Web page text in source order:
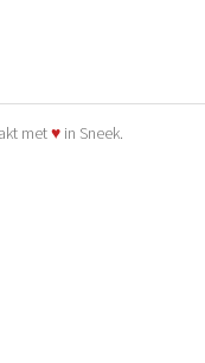
met♥in Sneek.